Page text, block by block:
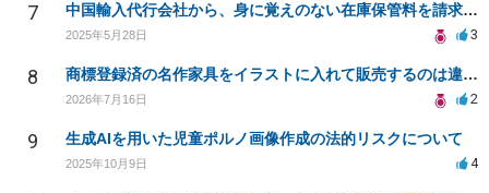
7 中国輸入代行会社から、身に覚えのない在庫保管料を請求されて困っております。
2025年5月28日 3
8 商標登録済の名作家具をイラストに入れて販売するのは違法でしょうか
2026年7月16日 2
9 生成AIを用いた児童ポルノ画像作成の法的リスクについて
2025年10月9日 4